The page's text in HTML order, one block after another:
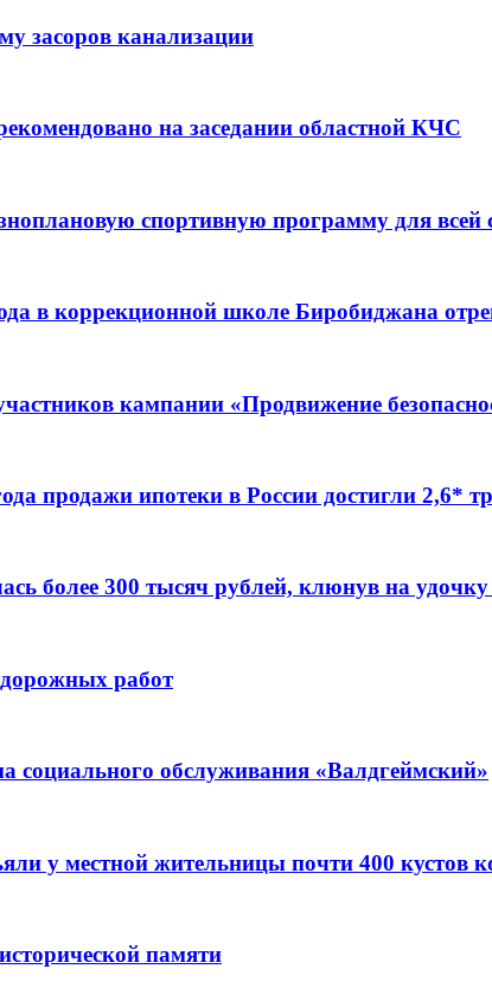
засоров канализации
на заседании областной КЧС
спортивную программу для всей
в коррекционной школе Биробиджана
кампании «Продвижение
продажи ипотеки в России достигли 2,6*
более 300 тысяч рублей, клюнув на
работ
обслуживания «Валдгеймский»
у местной жительницы почти 400 кустов
памяти